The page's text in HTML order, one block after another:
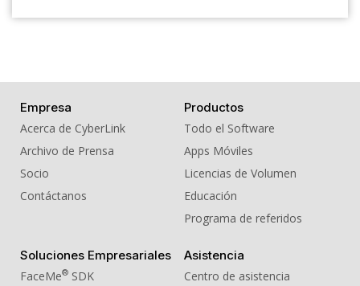
Empresa
Acerca de CyberLink
Archivo de Prensa
Socio
Contáctanos
Productos
Todo el Software
Apps Móviles
Licencias de Volumen
Educación
Programa de referidos
Soluciones Empresariales
FaceMe® SDK
Asistencia
Centro de asistencia